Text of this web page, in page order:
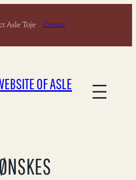
Asle Toje Contact
OF ASLE